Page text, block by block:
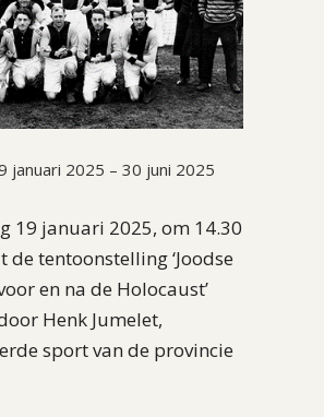
januari 2025 – 30 juni 2025
19 januari 2025, om 14.30
de tentoonstelling ‘Joodse
en na de Holocaust’
Henk Jumelet,
sport van de provincie